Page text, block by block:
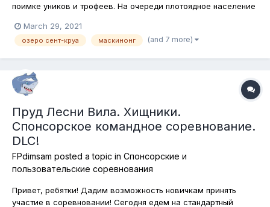
поимке уников и трофеев. На очереди плотоядное население
Мичиган. Сегодня с энтузиазмом, я бы даже сказал, с
огоньком, по горячим следам, ловим уникальных и
March 29, 2021
озеро сент-круа маскинонг (and 7 more)
Пруд Лесни Вила. Хищники.
Спонсорское командное соревнование.
DLC!
FPdimsam posted a topic in Спонсорские и
пользовательские соревнования
Привет, ребятки! Дадим возможность новичкам принять
участие в соревновании! Сегодня едем на стандартный